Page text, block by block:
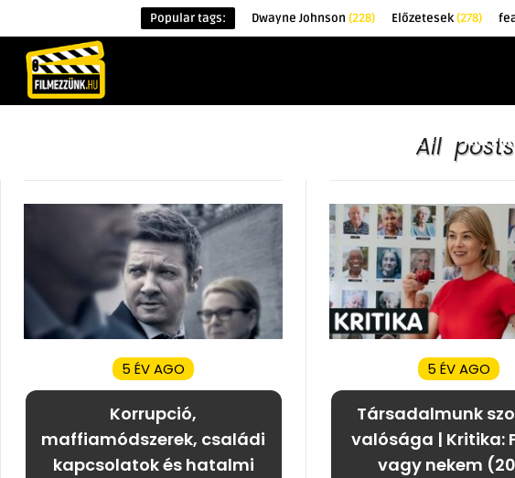
Popular tags: Dwayne Johnson (228) Előzetesek(278)
ÉRDEKESSÉGEKAll
5 ÉV AGO
Korrupció,
maffiamódszerek, családi
kapcsolatok és hatalmi
5 ÉV AGO
Társadalmunk
valósága | Kritika:
vagy nekem